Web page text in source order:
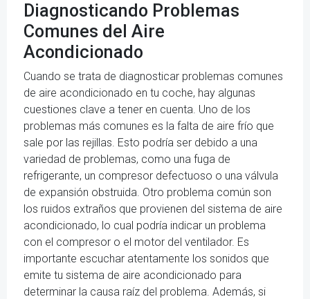
Diagnosticando Problemas
Comunes del Aire
Acondicionado
Cuando se trata de diagnosticar problemas comunes
de aire acondicionado en tu coche, hay algunas
cuestiones clave a tener en cuenta. Uno de los
problemas más comunes es la falta de aire frío que
sale por las rejillas. Esto podría ser debido a una
variedad de problemas, como una fuga de
refrigerante, un compresor defectuoso o una válvula
de expansión obstruida. Otro problema común son
los ruidos extraños que provienen del sistema de aire
acondicionado, lo cual podría indicar un problema
con el compresor o el motor del ventilador. Es
importante escuchar atentamente los sonidos que
emite tu sistema de aire acondicionado para
determinar la causa raíz del problema. Además, si